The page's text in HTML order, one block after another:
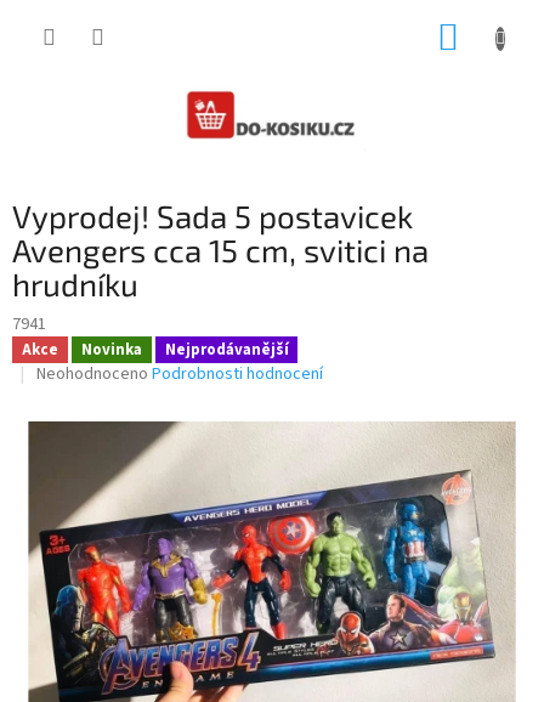
Vyprodej! Sada 5 postavicek
Avengers cca 15 cm, svitici na
hrudníku
7941
Akce Novinka Nejprodávanější
Průměrné
produktu
hvězdiček.
Neohodnoceno Podrobnosti hodnocení